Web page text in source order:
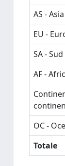
AS - Asia
EU -
SA -
AF -
OC -
Totale